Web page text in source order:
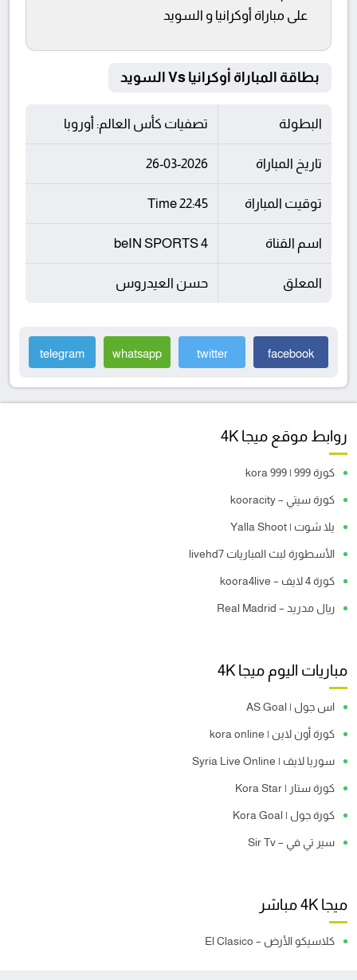
على مباراة أوكرانيا و السويد
بطاقة المباراة أوكرانيا Vs السويد
البطولة تصفيات كأس العالم: أوروبا
تاريخ المباراة 26-03-2026
توقيت المباراة 22:45 Time
اسم القناة beIN SPORTS 4
المعلق حسن العيدروس
facebook
twitter
whatsapp
telegram
روابط موقع ميجا 4K
كورة 999 | kora 999
كورة سيتي – kooracity
يلا شوت | Yalla Shoot
الأسطورة لبث المباريات livehd7
كورة 4 لايف – koora4live
ريال مدريد – Real Madrid
مباريات اليوم ميجا 4K
اس جول | AS Goal
كورة أون لاين | kora online
سوريا لايف | Syria Live Online
كورة ستار | Kora Star
كورة جول | Kora Goal
سير تي في – Sir Tv
ميجا 4K مباشر
كلاسيكو الأرض – El Clasico